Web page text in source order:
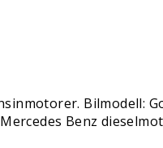
Bilmodell:
Benz